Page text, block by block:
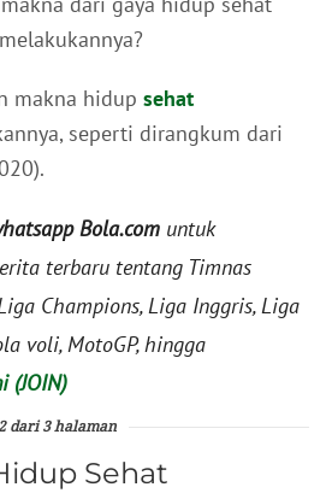
makna hidup sehat
seperti dirangkum dari
Bola.com untuk
terbaru tentang Timnas
Champions, Liga Inggris, Liga
voli, MotoGP, hingga
(JOIN)
dari 3 halaman
Sehat